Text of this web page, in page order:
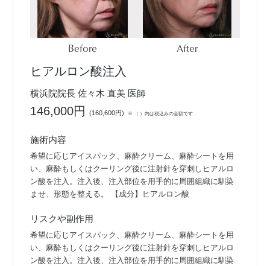
Before After
ヒアルロン酸注入
横浜院院長 佐々木 直美 医師
146,000円(160,600円) ※ （ ）内は税込みの金額です
施術内容
希望に応じアイスパック、麻酔クリーム、麻酔シートを用
い、麻酔もしくはクーリング後に注射針を穿刺しヒアルロ
ン酸を注入。注入後、注入部位を用手的に周囲組織に馴染
ませ、形態を整える。 【成分】ヒアルロン酸
リスクや副作用
希望に応じアイスパック、麻酔クリーム、麻酔シートを用
い、麻酔もしくはクーリング後に注射針を穿刺しヒアルロ
ン酸を注入。注入後、注入部位を用手的に周囲組織に馴染